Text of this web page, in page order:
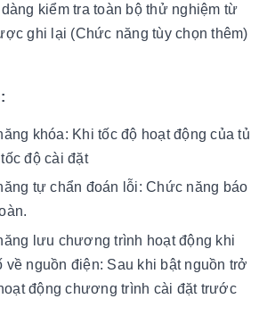
kiểm tra toàn bộ thử nghiệm từ
ghi lại (Chức năng tùy chọn thêm)
khóa: Khi tốc độ hoạt động của tủ
độ cài đặt
tự chẩn đoán lỗi: Chức năng báo
lưu chương trình hoạt động khi
về nguồn điện: Sau khi bật nguồn trở
động chương trình cài đặt trước